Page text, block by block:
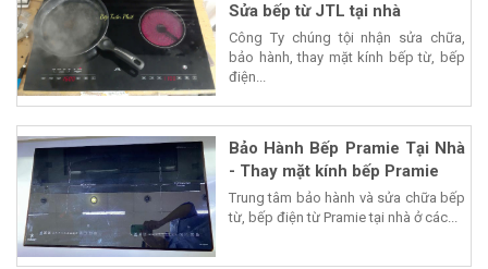
Sửa bếp từ JTL tại nhà
Công Ty chúng tội nhận sửa chữa,
bảo hành, thay mặt kính bếp từ, bếp
điện...
Bảo Hành Bếp Pramie Tại Nhà
- Thay mặt kính bếp Pramie
Trung tâm bảo hành và sửa chữa bếp
từ, bếp điện từ Pramie tại nhà ở các...